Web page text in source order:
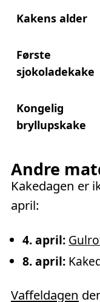
Kakens alder
Første
sjokoladekake
Kongelig
bryllupskake
Andre
Kakedagen er
april:
4. april:
8. april:
Vaffeldagen